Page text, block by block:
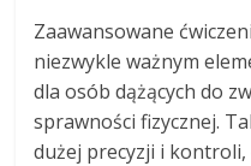
Zaawansowane
niezwykle ważnym
dla osób dążących do
sprawności fizycznej.
dużej precyzji i